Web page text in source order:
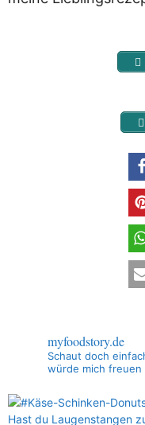
myfoodstory.de
Schaut doch
würde mich